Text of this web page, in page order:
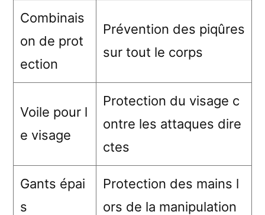
Combinais
on de prot
ection
Prévention des piqûres
sur tout le corps
Voile pour l
e visage
Protection du visage c
ontre les attaques dire
ctes
Gants épai
s
Protection des mains l
ors de la manipulation